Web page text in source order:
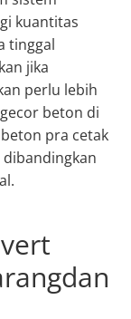
kuantitas
tinggal
jika
perlu lebih
beton di
pra cetak